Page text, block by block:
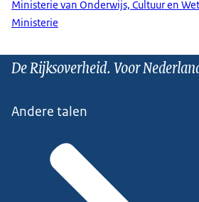
Ministerie van Onderwijs, Cultuur en
Ministerie
De Rijksoverheid. Voor
Andere talen